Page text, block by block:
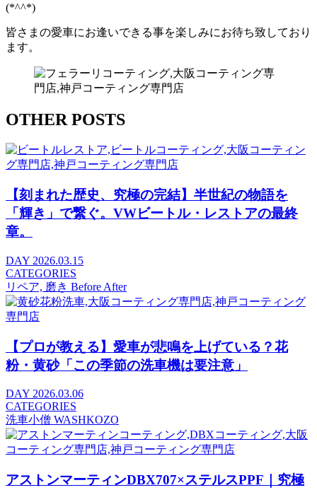
(*^^*)
皆さまの愛車にお逢いできる事を楽しみにお待ち致しており
ます。
OTHER POSTS
【刻まれた歴史、究極の完結】半世紀の物語を
「輝き」で繋ぐ。VWビートル・レストアの最終
章。
DAY 2026.03.15
CATEGORIES
リペア, 磨き Before After
【プロが教える】愛車が悲鳴を上げている？花
粉・黄砂「この季節の洗車機は要注意」
DAY 2026.03.06
CATEGORIES
洗車小僧 WASHKOZO
アストンマーティンDBX707×ステルスPPF｜究極